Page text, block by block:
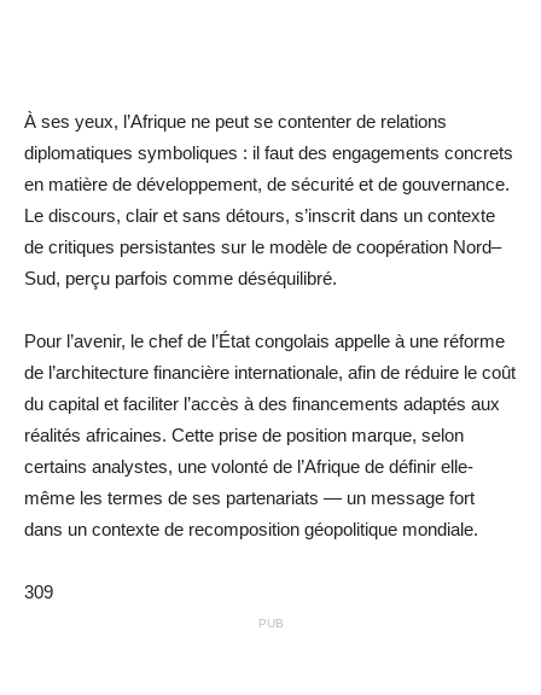
À ses yeux, l’Afrique ne peut se contenter de relations
diplomatiques symboliques : il faut des engagements concrets
en matière de développement, de sécurité et de gouvernance.
Le discours, clair et sans détours, s’inscrit dans un contexte
de critiques persistantes sur le modèle de coopération Nord–
Sud, perçu parfois comme déséquilibré.
Pour l’avenir, le chef de l’État congolais appelle à une réforme
de l’architecture financière internationale, afin de réduire le coût
du capital et faciliter l’accès à des financements adaptés aux
réalités africaines. Cette prise de position marque, selon
certains analystes, une volonté de l’Afrique de définir elle-
même les termes de ses partenariats — un message fort
dans un contexte de recomposition géopolitique mondiale.
309
PUB